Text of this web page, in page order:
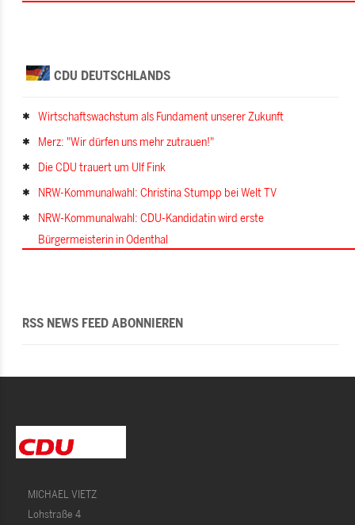
CDU DEUTSCHLANDS
Wirtschaftswachstum als Fundament unserer Zukunft
Merz: "Wir dürfen uns mehr zutrauen!"
Die CDU trauert um Ulf Fink
NRW-Kommunalwahl: Christina Stumpp bei Welt TV
NRW-Kommunalwahl: CDU-Kandidatin wird erste
Bürgermeisterin in Odenthal
RSS NEWS FEED ABONNIEREN
MICHAEL VIETZ
Lohstraße 4